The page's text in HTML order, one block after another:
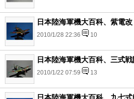
日本陸海軍機大百科、紫電
2010/1/28 22:36 10
日本陸海軍機大百科、三式
2010/1/22 07:59 13
日本陸海軍機大百科、九七式